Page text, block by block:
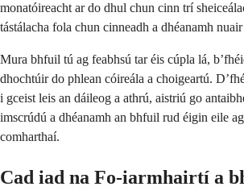
monatóireacht ar do dhul chun cinn trí
tástálacha fola chun cinneadh a dhéanamh
Mura bhfuil tú ag feabhsú tar éis cúpla lá,
dhochtúir do phlean cóireála a choigeartú.
i gceist leis an dáileog a athrú, aistriú go
imscrúdú a dhéanamh an bhfuil rud éigin eile
comharthaí.
Cad iad na Fo-iarmhairtí a